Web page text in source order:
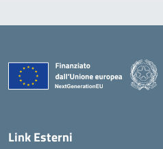
Link Esterni